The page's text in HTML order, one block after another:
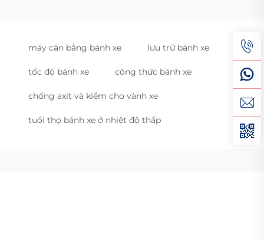
máy cân bằng bánh xe lưu trữ bánh xe
tốc độ bánh xe công thức bánh xe
chống axit và kiềm cho vành xe
tuổi thọ bánh xe ở nhiệt độ thấp